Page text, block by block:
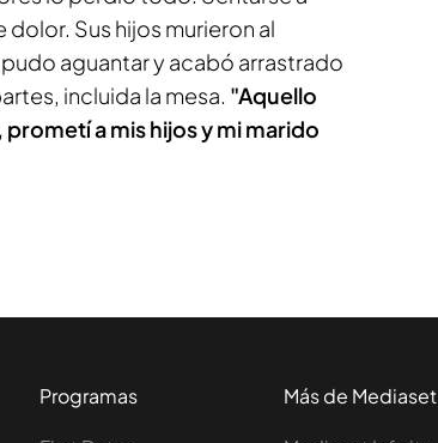
Sus hijos murieron al
aguantar y acabó arrastrado
incluida la mesa. "Aquello
a mis hijos y mi marido
Programas Más de Mediaset